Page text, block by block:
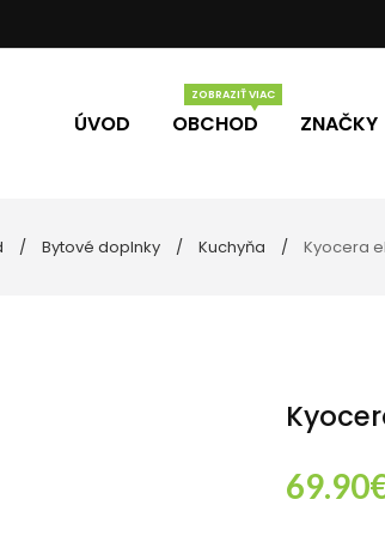
ÚVOD OBCHOD
Vône Darčekové
ZNAČKY
Bytové doplnky Kuchyňa Kyocera
69.90